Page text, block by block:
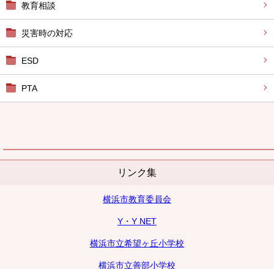
教育相談
災害時の対応
ESD
PTA
リンク集
横浜市教育委員会
Y・Y NET
横浜市立希望ヶ丘小学校
横浜市立善部小学校